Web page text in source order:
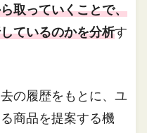
取っていくことで、
ているのかを分析す
の履歴をもとに、ユ
商品を提案する機